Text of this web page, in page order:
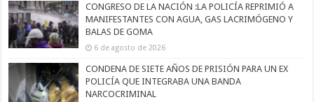
CONGRESO DE LA NACIÓN :LA POLICÍA REPRIMIÓ A
MANIFESTANTES CON AGUA, GAS LACRIMÓGENO Y
BALAS DE GOMA
6 de agosto de 2026
CONDENA DE SIETE AÑOS DE PRISIÓN PARA UN EX
POLICÍA QUE INTEGRABA UNA BANDA
NARCOCRIMINAL